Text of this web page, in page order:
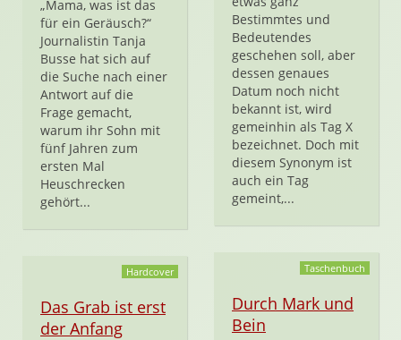
„Mama, was ist das
für ein Geräusch?“
Journalistin Tanja
Busse hat sich auf
die Suche nach einer
Antwort auf die
Frage gemacht,
warum ihr Sohn mit
fünf Jahren zum
ersten Mal
Heuschrecken
gehört...
Bestimmtes und
Bedeutendes
geschehen soll, aber
dessen genaues
Datum noch nicht
bekannt ist, wird
gemeinhin als Tag X
bezeichnet. Doch mit
diesem Synonym ist
auch ein Tag
gemeint,...
Hardcover
Das Grab ist erst
der Anfang
Taschenbuch
Durch Mark und
Bein